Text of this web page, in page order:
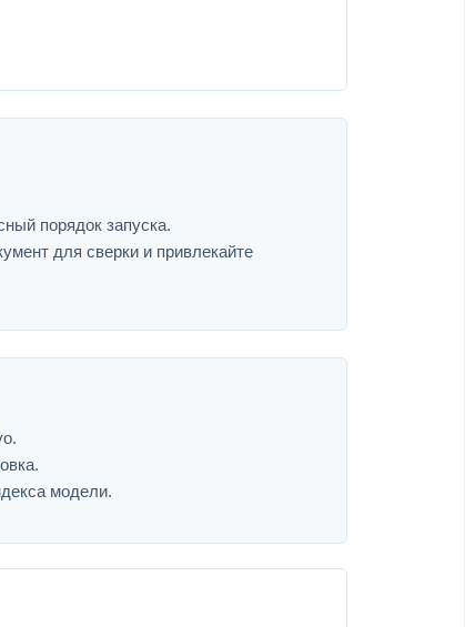
порядок запуска.
для сверки и привлекайте
модели.